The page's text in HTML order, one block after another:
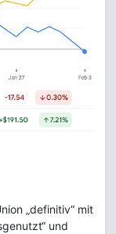
„definitiv“ mit
und